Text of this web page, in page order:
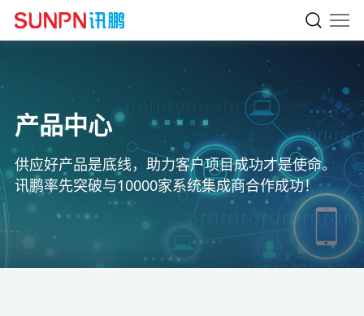
产品中心
供应好产品是底线，助力客户项目成功才是使命。
讯鹏率先突破与10000家系统集成商合作成功！